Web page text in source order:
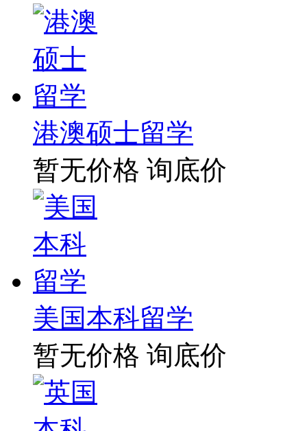
港澳硕士留学
暂无价格 询底价
美国本科留学
暂无价格 询底价